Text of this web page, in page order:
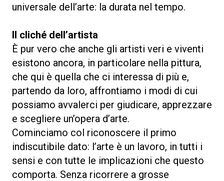
universale dell’arte: la durata nel tempo.
Il cliché dell’artista
È pur vero che anche gli artisti veri e viventi
esistono ancora, in particolare nella pittura,
che qui è quella che ci interessa di più e,
partendo da loro, affrontiamo i modi di cui
possiamo avvalerci per giudicare, apprezzare
e scegliere un’opera d’arte.
Cominciamo col riconoscere il primo
indiscutibile dato: l’arte è un lavoro, in tutti i
sensi e con tutte le implicazioni che questo
comporta. Senza ricorrere a grosse